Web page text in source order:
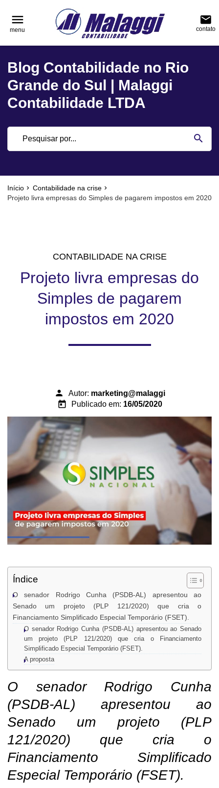
menu
menu
email
contato
Blog Contabilidade no Rio
Grande do Sul | Malaggi
Contabilidade LTDA
search
Início
Contabilidade na crise
Projeto livra empresas do Simples de pagarem impostos em 2020
reply NAVEGAÇÃO
Blog
Contabilidade
Notícias
reply FALE CONOSCO
phone (51) 3751-0400
location_on
Rua Júlio de Castilhos, nº 983, salas 3 e 4
Encantado - Rio Grande do Sul
CONTABILIDADE NA CRISE
Projeto livra empresas do
Simples de pagarem
impostos em 2020
person Autor: marketing@malaggi
today Publicado em: 16/05/2020
Índice
O senador Rodrigo Cunha (PSDB-AL) apresentou ao
Senado um projeto (PLP 121/2020) que cria o
Financiamento Simplificado Especial Temporário (FSET).
O senador Rodrigo Cunha (PSDB-AL) apresentou ao Senado
um projeto (PLP 121/2020) que cria o Financiamento
Simplificado Especial Temporário (FSET).
A proposta
O senador Rodrigo Cunha
(PSDB-AL) apresentou ao
Senado um projeto (PLP
121/2020) que cria o
Financiamento Simplificado
Especial Temporário (FSET).